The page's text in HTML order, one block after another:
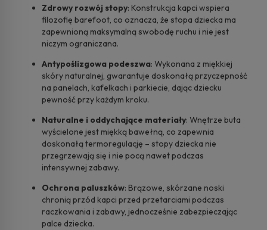
Zdrowy rozwój stopy: Konstrukcja kapci wspiera
filozofię barefoot, co oznacza, że stopa dziecka ma
zapewnioną maksymalną swobodę ruchu i nie jest
niczym ograniczana.
Antypoślizgowa podeszwa: Wykonana z miękkiej
skóry naturalnej, gwarantuje doskonałą przyczepność
na panelach, kafelkach i parkiecie, dając dziecku
pewność przy każdym kroku.
Naturalne i oddychające materiały: Wnętrze buta
wyścielone jest miękką bawełną, co zapewnia
doskonałą termoregulację – stopy dziecka nie
przegrzewają się i nie pocą nawet podczas
intensywnej zabawy.
Ochrona paluszków: Brązowe, skórzane noski
chronią przód kapci przed przetarciami podczas
raczkowania i zabawy, jednocześnie zabezpieczając
palce dziecka.